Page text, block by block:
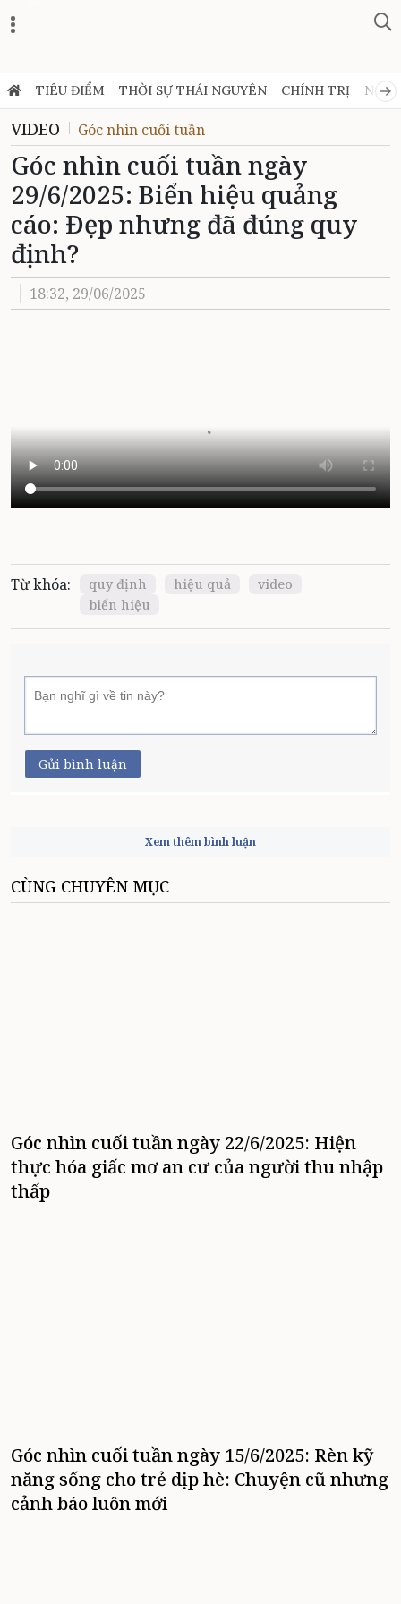
TIÊU ĐIỂM THỜI SỰ THÁI NGUYÊN CHÍNH TRỊ NGHỊ
VIDEO Góc nhìn cuối tuần
Góc nhìn cuối tuần ngày
29/6/2025: Biển hiệu quảng
cáo: Đẹp nhưng đã đúng quy
định?
18:32, 29/06/2025
Từ khóa: quy định hiệu quả
video
biển hiệu
Gửi bình luận
Xem thêm bình luận
CÙNG CHUYÊN MỤC
Góc nhìn cuối tuần ngày 22/6/2025: Hiện
thực hóa giấc mơ an cư của người thu nhập
thấp
Góc nhìn cuối tuần ngày 15/6/2025: Rèn kỹ
năng sống cho trẻ dịp hè: Chuyện cũ nhưng
cảnh báo luôn mới